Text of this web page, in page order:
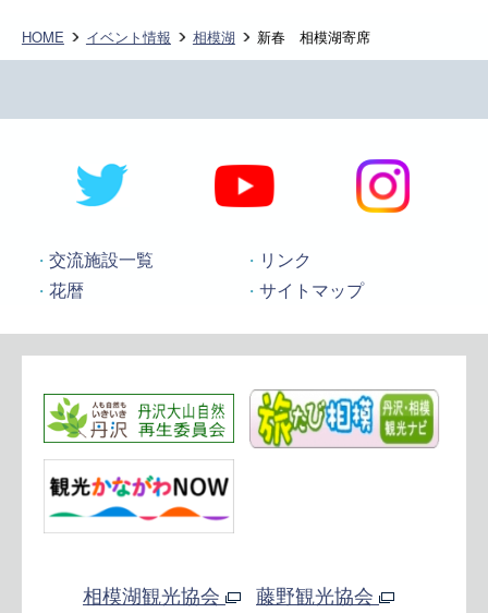
HOME イベント情報 相模湖 新春 相模湖寄席
交流施設一覧
リンク
花暦
サイトマップ
相模湖観光協会
藤野観光協会